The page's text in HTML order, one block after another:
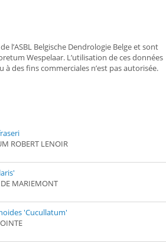
l’ASBL Belgische Dendrologie Belge et sont
Wespelaar. L’utilisation de ces données
à des fins commerciales n’est pas autorisée.
ROBERT LENOIR
MARIEMONT
'Cucullatum'